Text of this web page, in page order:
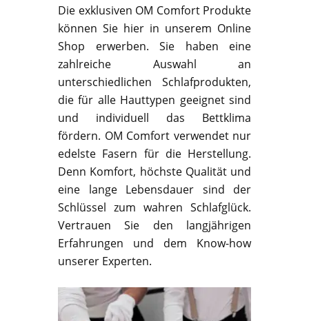
Die exklusiven OM Comfort Produkte
können Sie hier in unserem Online
Shop erwerben. Sie haben eine
zahlreiche Auswahl an
unterschiedlichen Schlafprodukten,
die für alle Hauttypen geeignet sind
und individuell das Bettklima
fördern. OM Comfort verwendet nur
edelste Fasern für die Herstellung.
Denn Komfort, höchste Qualität und
eine lange Lebensdauer sind der
Schlüssel zum wahren Schlafglück.
Vertrauen Sie den langjährigen
Erfahrungen und dem Know-how
unserer Experten.